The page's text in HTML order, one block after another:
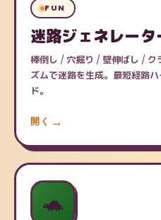
FUN
迷路ジェネレータ
棒倒し / 穴掘り / 壁伸ばし / ク
ズムで迷路を生成。最短経路
ド。
開く
🐢